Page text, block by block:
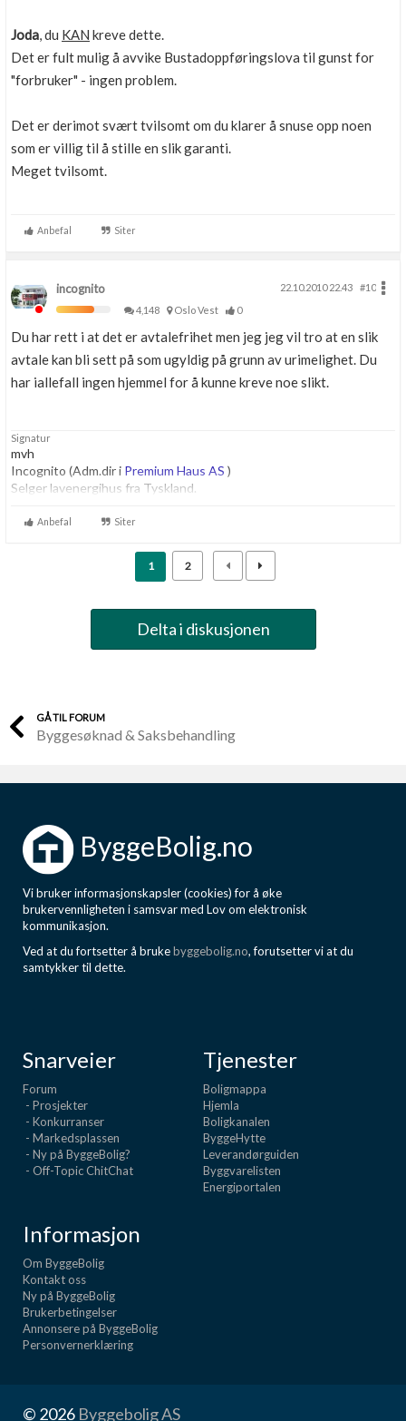
Joda, du KAN kreve dette.
Det er fult mulig å avvike Bustadoppføringslova til gunst for
"forbruker" - ingen problem.
Det er derimot svært tvilsomt om du klarer å snuse opp noen
som er villig til å stille en slik garanti.
Meget tvilsomt.
Anbefal Siter
incognito 22.10.2010 22.43
#10
4,148
Oslo Vest 0
Du har rett i at det er avtalefrihet men jeg jeg vil tro at en slik
avtale kan bli sett på som ugyldig på grunn av urimelighet. Du
har iallefall ingen hjemmel for å kunne kreve noe slikt.
Signatur
mvh
Incognito (Adm.dir i Premium Haus AS )
Selger lavenergihus fra Tyskland.
Anbefal Siter
1 2
Delta i diskusjonen
GÅ TIL FORUM
Byggesøknad & Saksbehandling
ByggeBolig.no
Vi bruker informasjonskapsler (cookies) for å øke
brukervennligheten i samsvar med Lov om elektronisk
kommunikasjon.
Ved at du fortsetter å brukebyggebolig.no, forutsetter vi at du
samtykker til dette.
Snarveier
Forum
- Prosjekter
- Konkurranser
- Markedsplassen
- Ny på ByggeBolig?
- Off-Topic ChitChat
Tjenester
Boligmappa
Hjemla
Boligkanalen
ByggeHytte
Leverandørguiden
Byggvarelisten
Energiportalen
Informasjon
Om ByggeBolig
Kontakt oss
Ny på ByggeBolig
Brukerbetingelser
Annonsere på ByggeBolig
Personvernerklæring
© 2026 Byggebolig AS